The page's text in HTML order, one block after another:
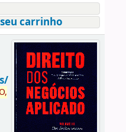
carrinho